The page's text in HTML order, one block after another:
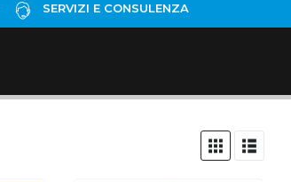
SERVIZI E CONSULENZA